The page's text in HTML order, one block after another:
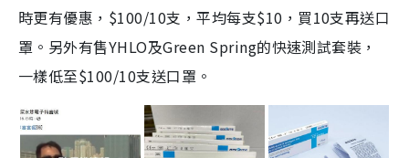
時更有優惠，$100/10支，平均每支$10，買10支再送口
罩。另外有售YHLO及Green Spring的快速測試套裝，
一樣低至$100/10支送口罩。